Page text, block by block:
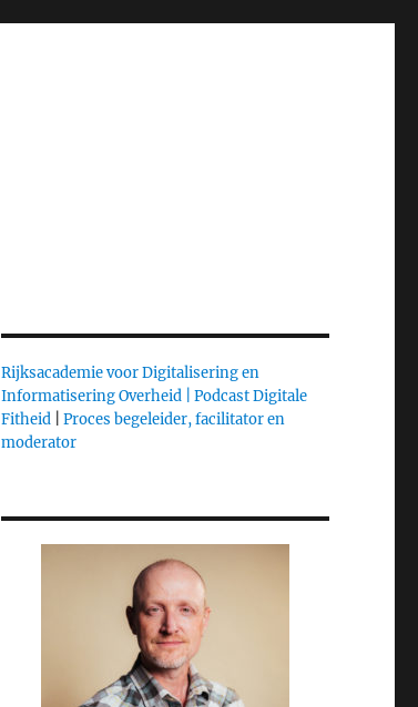
Rijksacademie voor Digitalisering en
Informatisering Overheid |
Podcast Digitale
Fitheid| Proces begeleider, facilitator en
moderator